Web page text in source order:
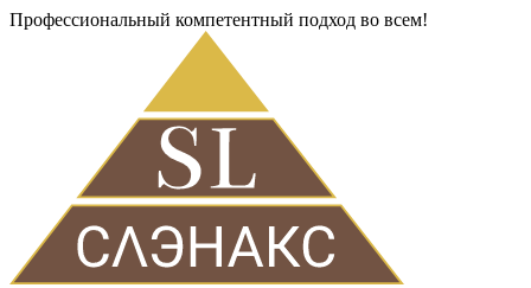
Профессиональный компетентный подход во всем!